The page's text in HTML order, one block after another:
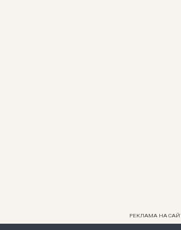
РЕКЛАМА НА